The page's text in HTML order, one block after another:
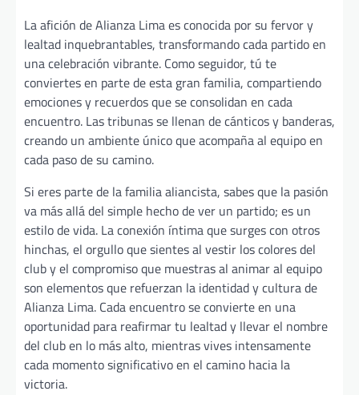
La afición de Alianza Lima es conocida por su fervor y
lealtad inquebrantables, transformando cada partido en
una celebración vibrante. Como seguidor, tú te
conviertes en parte de esta gran familia, compartiendo
emociones y recuerdos que se consolidan en cada
encuentro. Las tribunas se llenan de cánticos y banderas,
creando un ambiente único que acompaña al equipo en
cada paso de su camino.
Si eres parte de la familia aliancista, sabes que la pasión
va más allá del simple hecho de ver un partido; es un
estilo de vida. La conexión íntima que surges con otros
hinchas, el orgullo que sientes al vestir los colores del
club y el compromiso que muestras al animar al equipo
son elementos que refuerzan la identidad y cultura de
Alianza Lima. Cada encuentro se convierte en una
oportunidad para reafirmar tu lealtad y llevar el nombre
del club en lo más alto, mientras vives intensamente
cada momento significativo en el camino hacia la
victoria.